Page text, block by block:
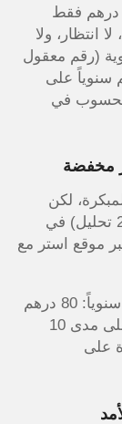
الاستشارة عبر ماي استر صيدلية تكلف 150 درهم فقط
لا انتظار، ولا
طبية سنوية (رقم معقول
التوفير يصل إلى 390 درهم سنوياً على
محسوب في
مخفضة
لكن
تكلفتها قد تكون عائقاً. باقة فحص شامل (20 تحليل) في
أو أكثر. عبر موقع استر مع
للعائلة المكونة من 4 بالغين يحتاجون فحصاً سنوياً: 80 درهم
توفير × 4 أفراد = 320 درهم توفير سنوي. على مدى 10
على